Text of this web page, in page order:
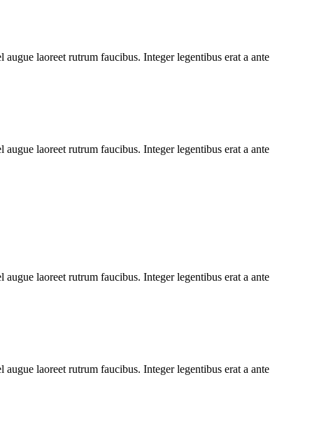
laoreet rutrum faucibus. Integer legentibus erat a ante
laoreet rutrum faucibus. Integer legentibus erat a ante
laoreet rutrum faucibus. Integer legentibus erat a ante
laoreet rutrum faucibus. Integer legentibus erat a ante